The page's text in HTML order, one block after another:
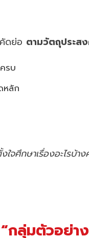
ดย่อ ตามวัตถุประส
รบ
หลัก
จศึกษาเรื่องอะไรบ้าง
กลุ่มตัวอย่า